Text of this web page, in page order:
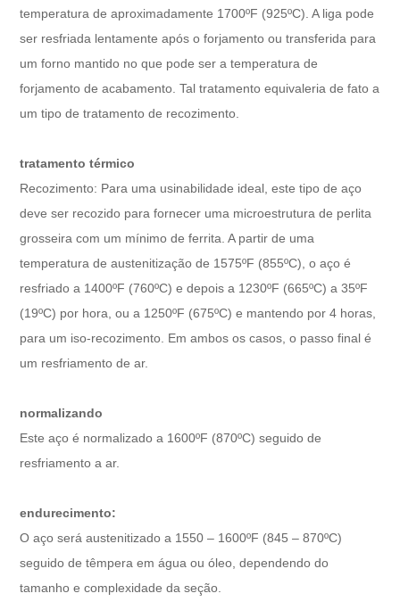
temperatura de aproximadamente 1700ºF (925ºC). A liga pode
ser resfriada lentamente após o forjamento ou transferida para
um forno mantido no que pode ser a temperatura de
forjamento de acabamento. Tal tratamento equivaleria de fato a
um tipo de tratamento de recozimento.
tratamento térmico
Recozimento: Para uma usinabilidade ideal, este tipo de aço
deve ser recozido para fornecer uma microestrutura de perlita
grosseira com um mínimo de ferrita. A partir de uma
temperatura de austenitização de 1575ºF (855ºC), o aço é
resfriado a 1400ºF (760ºC) e depois a 1230ºF (665ºC) a 35ºF
(19ºC) por hora, ou a 1250ºF (675ºC) e mantendo por 4 horas,
para um iso-recozimento. Em ambos os casos, o passo final é
um resfriamento de ar.
normalizando
Este aço é normalizado a 1600ºF (870ºC) seguido de
resfriamento a ar.
endurecimento:
O aço será austenitizado a 1550 – 1600ºF (845 – 870ºC)
seguido de têmpera em água ou óleo, dependendo do
tamanho e complexidade da seção.